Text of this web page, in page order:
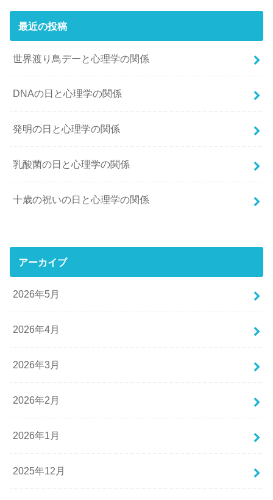
最近の投稿
世界渡り鳥デーと心理学の関係
DNAの日と心理学の関係
発明の日と心理学の関係
乳酸菌の日と心理学の関係
十歳の祝いの日と心理学の関係
アーカイブ
2026年5月
2026年4月
2026年3月
2026年2月
2026年1月
2025年12月